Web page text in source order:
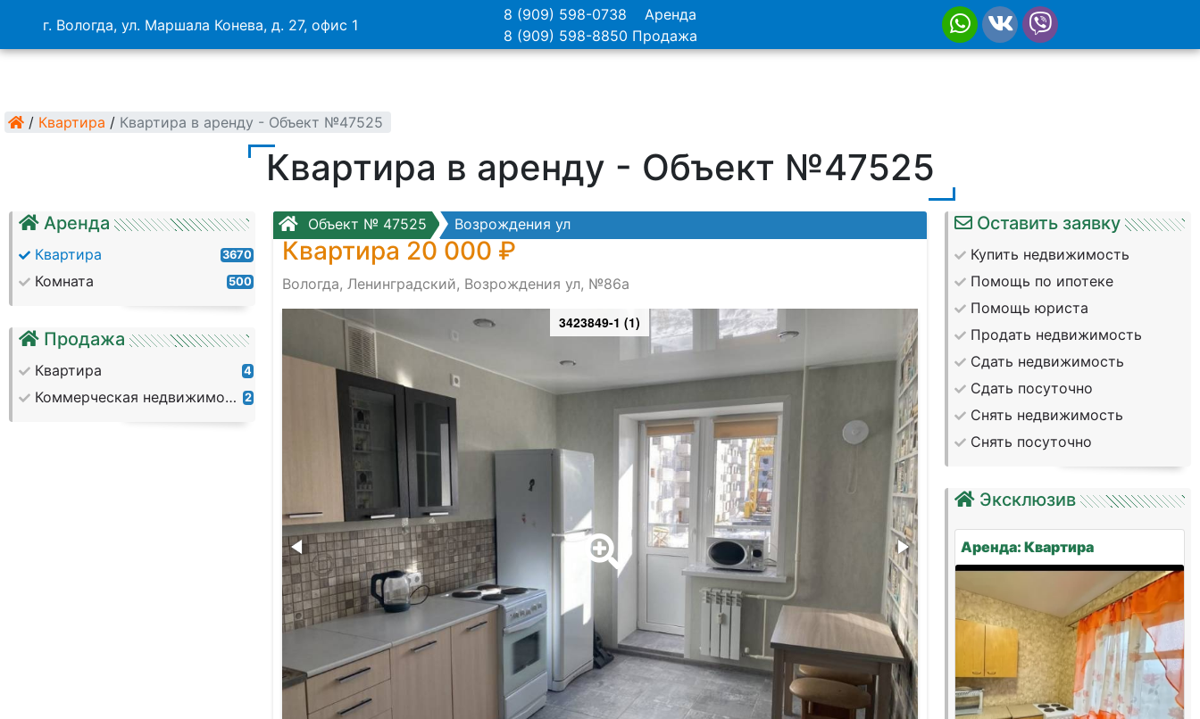
г. Вологда, ул. Маршала Конева, д. 27, офис 1
8 (909) 598-0738 Аренда
8 (909) 598-8850 Продажа
/ Квартира / Квартира в аренду - Объект №47525
Квартира в аренду - Объект №47525
Аренда
Квартира 3670
Комната 500
Продажа
Квартира 4
Коммерческая недвижимость 2
Объект № 47525 Возрождения ул
Квартира 20 000 ₽
Вологда, Ленинградский, Возрождения ул, №86а
3423849-1 (1)
Оставить заявку
Купить недвижимость
Помощь по ипотеке
Помощь юриста
Продать недвижимость
Сдать недвижимость
Сдать посуточно
Снять недвижимость
Снять посуточно
Эксклюзив
Аренда: Квартира